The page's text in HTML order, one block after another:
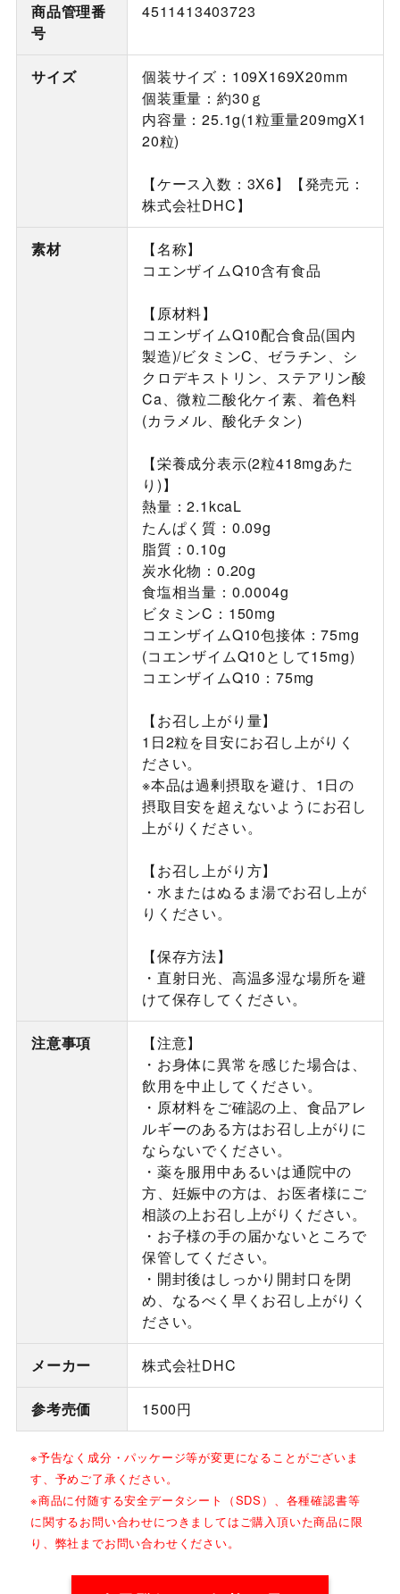
商品管理番
号
4511413403723
サイズ
個装サイズ：109X169X20mm
個装重量：約30ｇ
内容量：25.1g(1粒重量209mgX1
20粒)
【ケース入数：3X6】【発売元：
株式会社DHC】
素材
【名称】
コエンザイムQ10含有食品
【原材料】
コエンザイムQ10配合食品(国内
製造)/ビタミンC、ゼラチン、シ
クロデキストリン、ステアリン酸
Ca、微粒二酸化ケイ素、着色料
(カラメル、酸化チタン)
【栄養成分表示(2粒418mgあた
り)】
熱量：2.1kcaL
たんぱく質：0.09g
脂質：0.10g
炭水化物：0.20g
食塩相当量：0.0004g
ビタミンC：150mg
コエンザイムQ10包接体：75mg
(コエンザイムQ10として15mg)
コエンザイムQ10：75mg
【お召し上がり量】
1日2粒を目安にお召し上がりく
ださい。
※本品は過剰摂取を避け、1日の
摂取目安を超えないようにお召し
上がりください。
【お召し上がり方】
・水またはぬるま湯でお召し上が
りください。
【保存方法】
・直射日光、高温多湿な場所を避
けて保存してください。
注意事項
【注意】
・お身体に異常を感じた場合は、
飲用を中止してください。
・原材料をご確認の上、食品アレ
ルギーのある方はお召し上がりに
ならないでください。
・薬を服用中あるいは通院中の
方、妊娠中の方は、お医者様にご
相談の上お召し上がりください。
・お子様の手の届かないところで
保管してください。
・開封後はしっかり開封口を閉
め、なるべく早くお召し上がりく
ださい。
メーカー 株式会社DHC
参考売価 1500円
※予告なく成分・パッケージ等が変更になることがございま
す、予めご了承ください。
※商品に付随する安全データシート（SDS）、各種確認書等
に関するお問い合わせにつきましてはご購入頂いた商品に限
り、弊社までお問い合わせください。